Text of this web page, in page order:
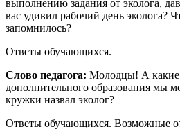
выполнению задания от эколога,
вас удивил рабочий день эколога?
запомнилось?
Ответы обучающихся.
Слово педагога: Молодцы! А какие
дополнительного образования мы
кружки назвал эколог?
Ответы обучающихся. Возможные